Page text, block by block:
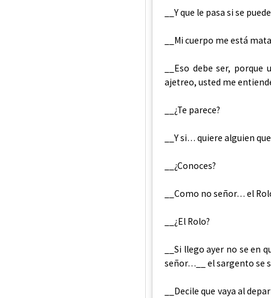
__Y que le pasa si se
__Mi cuerpo me está
__Eso debe ser,
ajetreo, usted me
__¿Te parece?
__Y si… quiere alguien
__¿Conoces?
__Como no señor… el
__¿El Rolo?
__Si llego ayer no se
señor…__ el sargento se
__Decile que vaya al